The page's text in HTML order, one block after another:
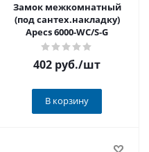
Замок межкомнатный
(под сантех.накладку)
Apecs 6000-WC/S-G
402 руб./шт
В корзину